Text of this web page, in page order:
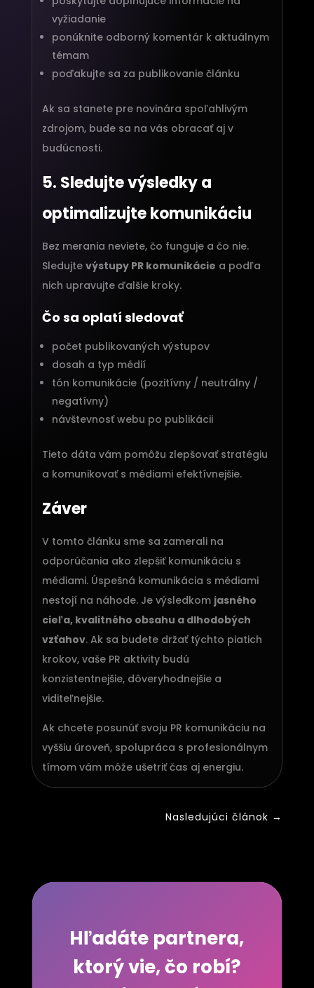
vyžiadanie
ponúknite odborný komentár k aktuálnym
témam
poďakujte sa za publikovanie článku
Ak sa stanete pre novinára spoľahlivým
zdrojom, bude sa na vás obracať aj v
budúcnosti.
5. Sledujte výsledky a
optimalizujte komunikáciu
Bez merania neviete, čo funguje a čo nie.
Sledujtevýstupy PR komunikácie a podľa
nich upravujte ďalšie kroky.
Čo sa oplatí sledovať
počet publikovaných výstupov
dosah a typ médií
tón komunikácie (pozitívny / neutrálny /
negatívny)
návštevnosť webu po publikácii
Tieto dáta vám pomôžu zlepšovať stratégiu
a komunikovať s médiami efektívnejšie.
Záver
V tomto článku sme sa zamerali na
odporúčania ako zlepšiť komunikáciu s
médiami. Úspešná komunikácia s médiami
nestojí na náhode. Je výsledkom jasného
cieľa, kvalitného obsahu a dlhodobých
vzťahov. Ak sa budete držať týchto piatich
krokov, vaše PR aktivity budú
konzistentnejšie, dôveryhodnejšie a
viditeľnejšie.
Ak chcete posunúť svoju PR komunikáciu na
vyššiu úroveň, spolupráca s profesionálnym
tímom vám môže ušetriť čas aj energiu.
Nasledujúci článok →
Hľadáte partnera,
ktorý vie, čo robí?